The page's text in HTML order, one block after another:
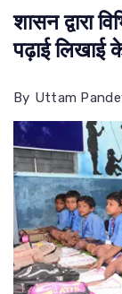
शासन द्वारा
पढ़ाई
By Uttam